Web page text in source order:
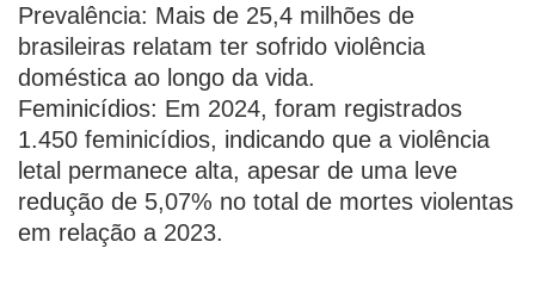
Prevalência: Mais de 25,4 milhões de
brasileiras relatam ter sofrido violência
doméstica ao longo da vida.
Feminicídios: Em 2024, foram registrados
1.450 feminicídios, indicando que a violência
letal permanece alta, apesar de uma leve
redução de 5,07% no total de mortes violentas
em relação a 2023.